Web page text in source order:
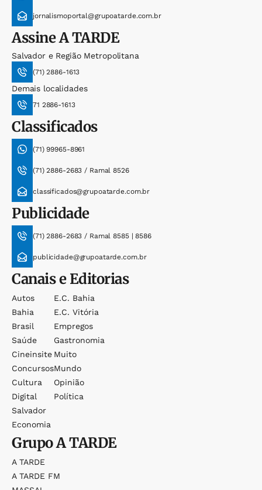
jornalismoportal@grupoatarde.com.br
AssineA TARDE
Salvador e Região Metropolitana
(71) 2886-1613
Demais localidades
71 2886-1613
Classificados
(71) 99965-8961
(71) 2886-2683 / Ramal 8526
classificados@grupoatarde.com.br
Publicidade
(71) 2886-2683 / Ramal 8585 | 8586
publicidade@grupoatarde.com.br
Canais e Editorias
Autos
Bahia
Brasil
Saúde
Cineinsite
Concursos
Cultura
Digital
Salvador
Economia
E.c. Bahia
E.c. Vitória
Empregos
Gastronomia
Muito
Mundo
Opinião
Política
GrupoA TARDE
A TARDE
A TARDE FM